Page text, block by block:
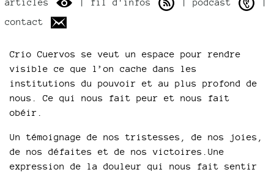
contact
Crio Cuervos se veut un espace pour rendre
visible ce que l’on cache dans les
institutions du pouvoir et au plus profond de
nous. Ce qui nous fait peur et nous fait
obéir.
Un témoignage de nos tristesses, de nos joies,
de nos défaites et de nos victoires.Une
expression de la douleur qui nous fait sentir